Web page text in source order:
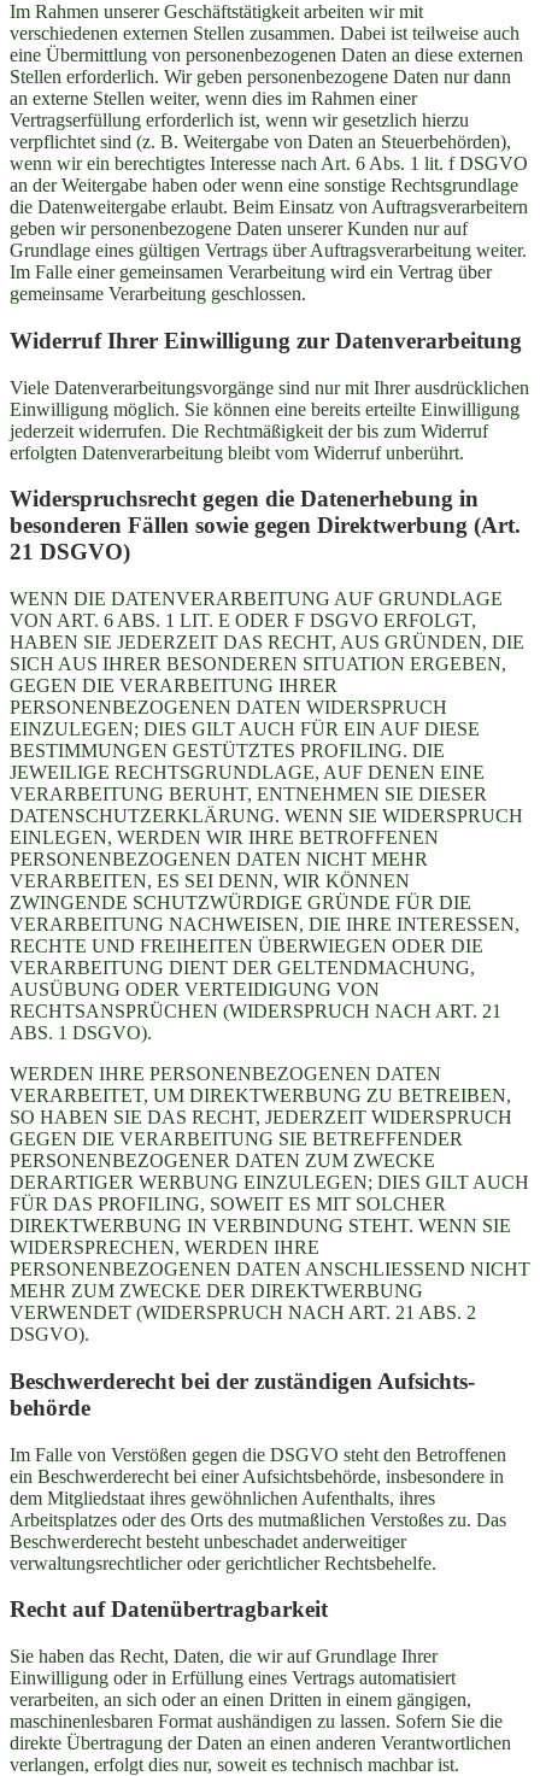
Im Rahmen unserer Geschäftstätigkeit arbeiten wir mit
verschiedenen externen Stellen zusammen. Dabei ist teilweise auch
eine Übermittlung von personenbezogenen Daten an diese externen
Stellen erforderlich. Wir geben personenbezogene Daten nur dann
an externe Stellen weiter, wenn dies im Rahmen einer
Vertragserfüllung erforderlich ist, wenn wir gesetzlich hierzu
verpflichtet sind (z. B. Weitergabe von Daten an Steuerbehörden),
wenn wir ein berechtigtes Interesse nach Art. 6 Abs. 1 lit. f DSGVO
an der Weitergabe haben oder wenn eine sonstige Rechtsgrundlage
die Datenweitergabe erlaubt. Beim Einsatz von Auftragsverarbeitern
geben wir personenbezogene Daten unserer Kunden nur auf
Grundlage eines gültigen Vertrags über Auftragsverarbeitung weiter.
Im Falle einer gemeinsamen Verarbeitung wird ein Vertrag über
gemeinsame Verarbeitung geschlossen.
Widerruf Ihrer Einwilligung zur Datenverarbeitung
Viele Datenverarbeitungsvorgänge sind nur mit Ihrer ausdrücklichen
Einwilligung möglich. Sie können eine bereits erteilte Einwilligung
jederzeit widerrufen. Die Rechtmäßigkeit der bis zum Widerruf
erfolgten Datenverarbeitung bleibt vom Widerruf unberührt.
Widerspruchsrecht gegen die Datenerhebung in
besonderen Fällen sowie gegen Direktwerbung (Art.
21 DSGVO)
WENN DIE DATENVERARBEITUNG AUF GRUNDLAGE
VON ART. 6 ABS. 1 LIT. E ODER F DSGVO ERFOLGT,
HABEN SIE JEDERZEIT DAS RECHT, AUS GRÜNDEN, DIE
SICH AUS IHRER BESONDEREN SITUATION ERGEBEN,
GEGEN DIE VERARBEITUNG IHRER
PERSONENBEZOGENEN DATEN WIDERSPRUCH
EINZULEGEN; DIES GILT AUCH FÜR EIN AUF DIESE
BESTIMMUNGEN GESTÜTZTES PROFILING. DIE
JEWEILIGE RECHTSGRUNDLAGE, AUF DENEN EINE
VERARBEITUNG BERUHT, ENTNEHMEN SIE DIESER
DATENSCHUTZERKLÄRUNG. WENN SIE WIDERSPRUCH
EINLEGEN, WERDEN WIR IHRE BETROFFENEN
PERSONENBEZOGENEN DATEN NICHT MEHR
VERARBEITEN, ES SEI DENN, WIR KÖNNEN
ZWINGENDE SCHUTZWÜRDIGE GRÜNDE FÜR DIE
VERARBEITUNG NACHWEISEN, DIE IHRE INTERESSEN,
RECHTE UND FREIHEITEN ÜBERWIEGEN ODER DIE
VERARBEITUNG DIENT DER GELTENDMACHUNG,
AUSÜBUNG ODER VERTEIDIGUNG VON
RECHTSANSPRÜCHEN (WIDERSPRUCH NACH ART. 21
ABS. 1 DSGVO).
WERDEN IHRE PERSONENBEZOGENEN DATEN
VERARBEITET, UM DIREKTWERBUNG ZU BETREIBEN,
SO HABEN SIE DAS RECHT, JEDERZEIT WIDERSPRUCH
GEGEN DIE VERARBEITUNG SIE BETREFFENDER
PERSONENBEZOGENER DATEN ZUM ZWECKE
DERARTIGER WERBUNG EINZULEGEN; DIES GILT AUCH
FÜR DAS PROFILING, SOWEIT ES MIT SOLCHER
DIREKTWERBUNG IN VERBINDUNG STEHT. WENN SIE
WIDERSPRECHEN, WERDEN IHRE
PERSONENBEZOGENEN DATEN ANSCHLIESSEND NICHT
MEHR ZUM ZWECKE DER DIREKTWERBUNG
VERWENDET (WIDERSPRUCH NACH ART. 21 ABS. 2
DSGVO).
Beschwerde­recht bei der zuständigen Aufsichts­
behörde
Im Falle von Verstößen gegen die DSGVO steht den Betroffenen
ein Beschwerderecht bei einer Aufsichtsbehörde, insbesondere in
dem Mitgliedstaat ihres gewöhnlichen Aufenthalts, ihres
Arbeitsplatzes oder des Orts des mutmaßlichen Verstoßes zu. Das
Beschwerderecht besteht unbeschadet anderweitiger
verwaltungsrechtlicher oder gerichtlicher Rechtsbehelfe.
Recht auf Daten­übertrag­barkeit
Sie haben das Recht, Daten, die wir auf Grundlage Ihrer
Einwilligung oder in Erfüllung eines Vertrags automatisiert
verarbeiten, an sich oder an einen Dritten in einem gängigen,
maschinenlesbaren Format aushändigen zu lassen. Sofern Sie die
direkte Übertragung der Daten an einen anderen Verantwortlichen
verlangen, erfolgt dies nur, soweit es technisch machbar ist.